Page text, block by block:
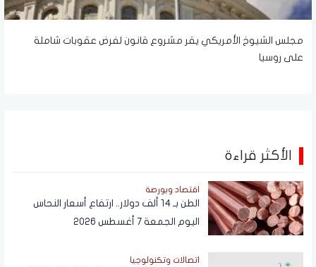
مجلس الشيوخ الأمريكي يقر مشروع قانون لفرض عقوبات شاملة
على روسيا
الأكثر قراءة
اقتصاد وبورصة
الطن بـ 14 ألف دولار.. ارتفاع أسعار النحاس
اليوم الجمعة 7 أغسطس 2026
اتصالات وتكنولوجيا